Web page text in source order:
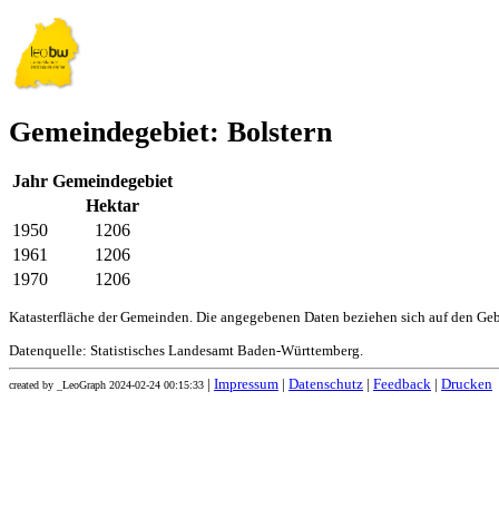
Gemeindegebiet: Bolstern
Jahr Gemeindegebiet
Hektar
1950
1206
1961
1206
1970
1206
Katasterfläche der Gemeinden. Die angegebenen Daten beziehen sich auf den
Datenquelle: Statistisches Landesamt Baden-Württemberg.
created by _LeoGraph 2024-02-24 00:15:33 Impressum Datenschutz Feedback Drucken